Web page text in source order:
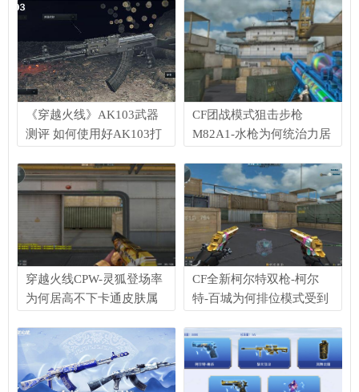
《穿越火线》AK103武器
测评 如何使用好AK103打
CF团战模式狙击步枪
M82A1-水枪为何统治力居
穿越火线CPW-灵狐登场率
为何居高不下卡通皮肤属
CF全新柯尔特双枪-柯尔
特-百城为何排位模式受到